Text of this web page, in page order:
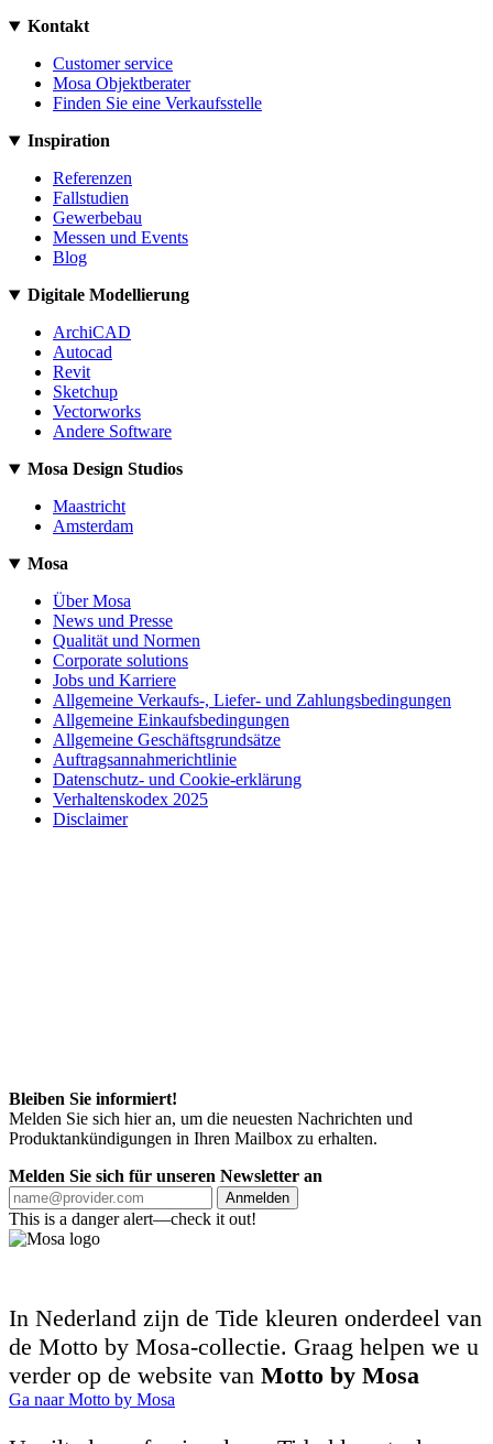
Kontakt
Customer service
Mosa Objektberater
Finden Sie eine Verkaufsstelle
Inspiration
Referenzen
Fallstudien
Gewerbebau
Messen und Events
Blog
Digitale Modellierung
ArchiCAD
Autocad
Revit
Sketchup
Vectorworks
Andere Software
Mosa Design Studios
Maastricht
Amsterdam
Mosa
Über Mosa
News und Presse
Qualität und Normen
Corporate solutions
Jobs und Karriere
Allgemeine Verkaufs-, Liefer- und Zahlungsbedingungen
Allgemeine Einkaufsbedingungen
Allgemeine Geschäftsgrundsätze
Auftragsannahmerichtlinie
Datenschutz- und Cookie-erklärung
Verhaltenskodex 2025
Disclaimer
Bleiben Sie informiert!
Melden Sie sich hier an, um die neuesten Nachrichten und
Produktankündigungen in Ihren Mailbox zu erhalten.
Melden Sie sich für unseren Newsletter an
Anmelden
This is a danger alert—check it out!
In Nederland zijn de Tide kleuren onderdeel van
de Motto by Mosa-collectie. Graag helpen we u
verder op de website van Motto by Mosa
Ga naar Motto by Mosa